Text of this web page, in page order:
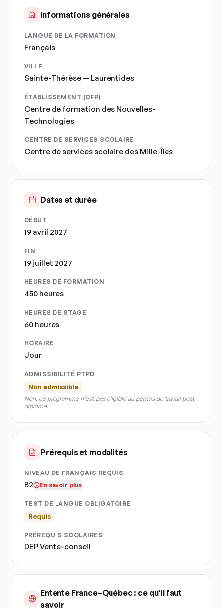
Informations générales
LANGUE DE LA FORMATION
Français
VILLE
Sainte-Thérèse — Laurentides
ÉTABLISSEMENT (CFP)
Centre de formation des Nouvelles-
Technologies
CENTRE DE SERVICES SCOLAIRE
Centre de services scolaire des Mille-Îles
Dates et durée
DÉBUT
19 avril 2027
FIN
19 juillet 2027
HEURES DE FORMATION
450 heures
HEURES DE STAGE
60 heures
HORAIRE
Jour
ADMISSIBILITÉ PTPD
Non admissible
Non, ce programme n'est pas éligible au permis de travail post-
diplôme.
Prérequis et modalités
NIVEAU DE FRANÇAIS REQUIS
B2 En savoir plus
TEST DE LANGUE OBLIGATOIRE
Requis
PRÉREQUIS SCOLAIRES
DEP Vente-conseil
Entente France–Québec : ce qu'il faut
savoir